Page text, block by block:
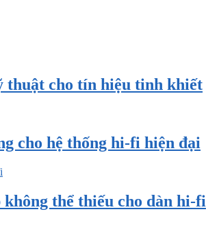
thuật cho tín hiệu tinh khiết
cho hệ thống hi-fi hiện đại
thể thiếu cho dàn hi-fi